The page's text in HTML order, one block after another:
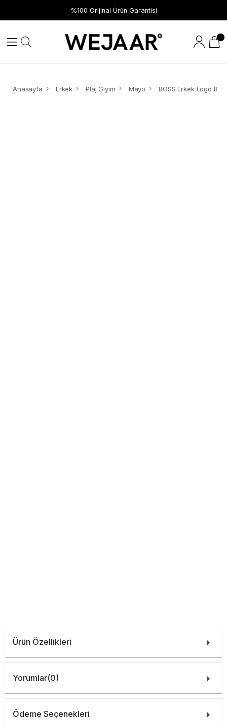
%100 Orijinal Ürün Garantisi
Anasayfa Erkek Plaj Giyim Mayo
Ürün Özellikleri
Yorumlar(0)
Ödeme Seçenekleri